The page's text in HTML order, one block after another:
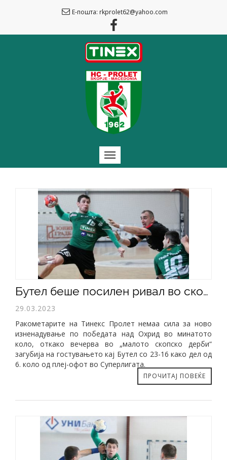
Е-пошта: rkprolet62@yahoo.com
Бутел беше посилен ривал во скопската пресметка (23-16)
29.03.2023
Ракометарите на Тинекс Пролет немаа сила за ново
изненадување по победата над Охрид во минатото
коло, откако вечерва во „малото скопско дерби“
загубија на гостувањето кај Бутел со 23-16 како дел од
6. коло од плеј-офот во Суперлигата.
ПРОЧИТАЈ ПОВЕЌЕ